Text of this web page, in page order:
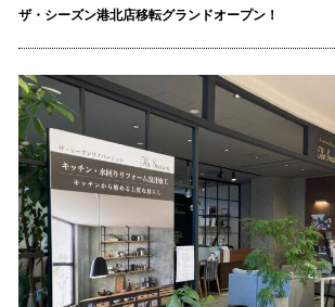
ザ・シーズン港北店移転グランドオープン！